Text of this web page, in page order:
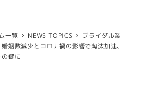
一覧 NEWS TOPICS
ブライダル業
姻数減少とコロナ禍の影響で淘汰加速、
鍵に